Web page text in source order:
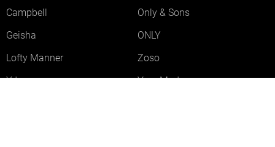
Campbell
Only & Sons
Geisha
ONLY
Lofty Manner
Zoso
Ydence
Vero Moda